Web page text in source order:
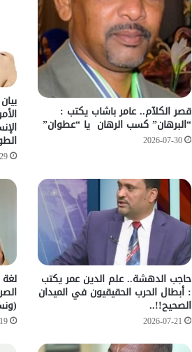
قصر الكلآم.. عامر باشاب يكتب :
“البرهان” كسب الرهان يا “عطوان”
2026-07-30
حاجب الدهشة.. علم الدين عمر يكتب
: أبطال الحرب الحقيقيون في الميدان
الصحيح!!..
2026-07-21